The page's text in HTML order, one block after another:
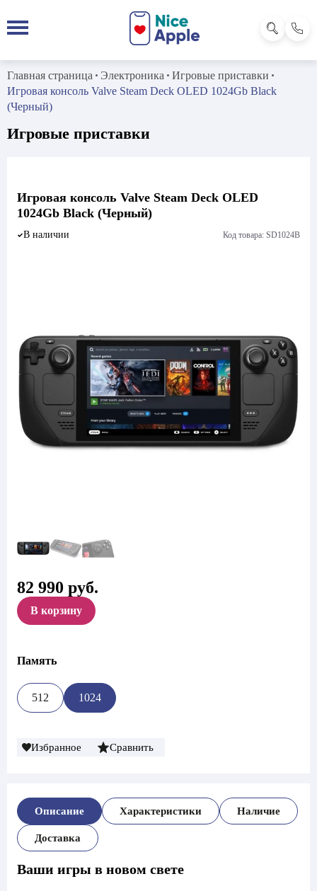
Главная страница Электроника
Игровые приставки
Игровая консоль Valve Steam Deck OLED 1024Gb Black
(Черный)
Игровые приставки
Игровая консоль Valve Steam Deck OLED
1024Gb Black (Черный)
В наличии Код товара: SD1024B
82 990 руб.
В корзину
Память
512 1024
Избранное Сравнить
Описание Характеристики Наличие
Доставка
Ваши игры в новом свете